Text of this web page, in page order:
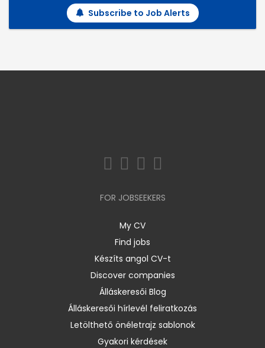
Subscribe to Job Alerts
FOR JOBSEEKERS
My CV
Find jobs
Készíts angol CV-t
Discover companies
Álláskeresői Blog
Álláskeresői hírlevél feliratkozás
Letölthető önéletrajz sablonok
Gyakori kérdések